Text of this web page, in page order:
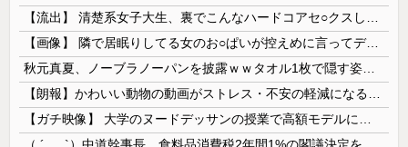
【画像】 隣で居眠りしてる女のお○ぱいが控えめに言ってデカいｗｗｗ